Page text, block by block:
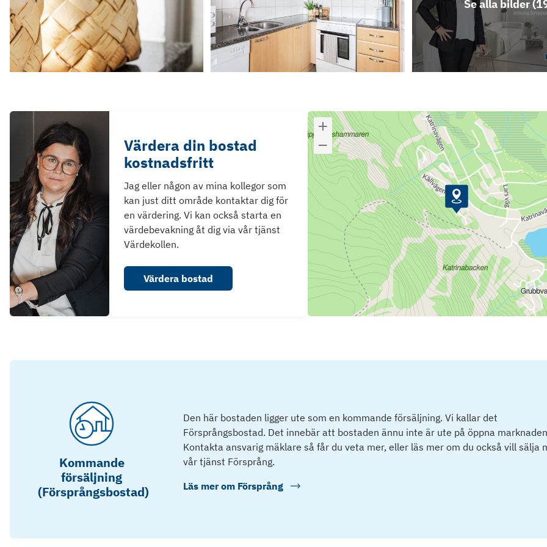
Se alla bilder (
Värdera din bostad
kostnadsfritt
Jag eller någon av mina kollegor som
kan just ditt område kontaktar dig för
en värdering. Vi kan också starta en
värdebevakning åt dig via vår tjänst
Värdekollen.
Värdera bostad
Kommande
försäljning
(Försprångsbostad)
Den här bostaden ligger ute som en kommande försäljning. Vi kallar det
Försprångsbostad. Det innebär att bostaden ännu inte är ute på öppna
Kontakta ansvarig mäklare så får du veta mer, eller läs mer om du också vill sälja
vår tjänst Försprång.
Läs mer om Försprång